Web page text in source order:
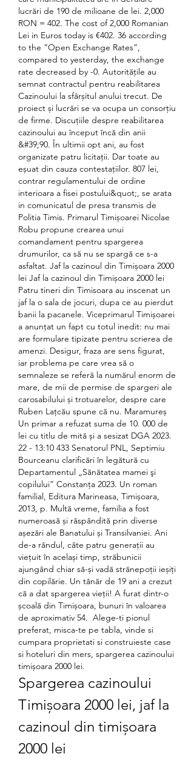
lucrări de 190 de milioane de lei. 2,000
RON = 402. The cost of 2,000 Romanian
Lei in Euros today is €402. 36 according
to the “Open Exchange Rates”,
compared to yesterday, the exchange
rate decreased by -0. Autoritățile au
semnat contractul pentru reabilitarea
Cazinoului la sfârșitul anului trecut. De
proiect și lucrări se va ocupa un consorțiu
de firme. Discuțiile despre reabilitarea
cazinoului au început încă din anii
&#39;90. În ultimii opt ani, au fost
organizate patru licitații. Dar toate au
eșuat din cauza contestațiilor. 807 lei,
contrar regulamentului de ordine
interioara a fisei postului&quot;, se arata
in comunicatul de presa transmis de
Politia Timis. Primarul Timișoarei Nicolae
Robu propune crearea unui
comandament pentru spargerea
drumurilor, ca să nu se spargă ce s-a
asfaltat. Jaf la cazinoul din Timișoara 2000
lei Jaf la cazinoul din Timișoara 2000 lei
Patru tineri din Timisoara au inscenat un
jaf la o sala de jocuri, dupa ce au pierdut
banii la pacanele. Viceprimarul Timișoarei
a anunțat un fapt cu totul inedit: nu mai
are formulare tipizate pentru scrierea de
amenzi. Desigur, fraza are sens figurat,
iar problema pe care vrea să o
semnaleze se referă la numărul enorm de
mare, de mii de permise de spargeri ale
carosabilului și trotuarelor, despre care
Ruben Lațcău spune că nu. Maramureș
Un primar a refuzat suma de 10. 000 de
lei cu titlu de mită și a sesizat DGA 2023.
22 - 13:10 433 Senatorul PNL, Septimiu
Bourceanu clarificări în legătură cu
Departamentul „Sănătatea mamei şi
copilului” Constanța 2023. Un roman
familial, Editura Marineasa, Timișoara,
2013, p. Multă vreme, familia a fost
numeroasă și răspândită prin diverse
așezări ale Banatului și Transilvaniei. Ani
de-a rândul, câte patru generații au
viețuit în același timp, străbunicii
ajungând chiar să-și vadă strănepoții ieșiți
din copilărie. Un tânăr de 19 ani a crezut
că a dat spargerea vieții! A furat dintr-o
școală din Timișoara, bunuri în valoarea
de aproximativ 54.  Alege-ti pionul
preferat, misca-te pe tabla, vinde si
cumpara proprietati si construieste case
si hoteluri din mers, spargerea cazinoului
timișoara 2000 lei.
Spargerea cazinoului
Timișoara 2000 lei, jaf la
cazinoul din timișoara
2000 lei